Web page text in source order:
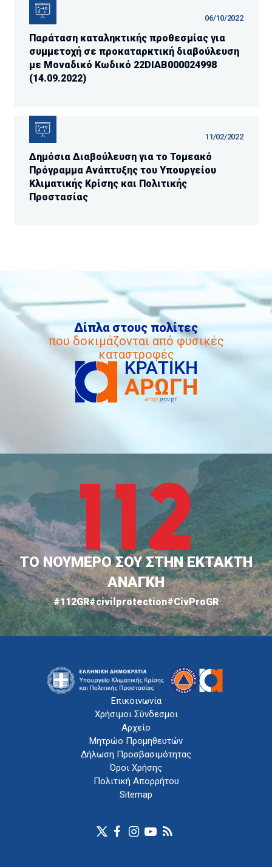
06/10/2022
Παράταση καταληκτικής προθεσμίας για
συμμετοχή σε προκαταρκτική διαβούλευση
με Μοναδικό Κωδικό 22DIAB000024998
(14.09.2022)
11/02/2022
Δημόσια Διαβούλευση για το Τομεακό
Πρόγραμμα Ανάπτυξης του Υπουργείου
Κλιματικής Κρίσης και Πολιτικής
Προστασίας
Δίπλα στους πολίτες
που δοκιμάζονται από φυσικές
καταστροφές
ΤΟ ΝΟΥΜΕΡΟ ΣΟΥ ΣΤΗΝ ΕΚΤΑΚΤΗ
ΑΝΑΓΚΗ
#112GR#civilprotection#CivProGR
Επικοινωνία
Χρήσιμοι Σύνδεσμοι
Αρχείο
Μητρώο Προμηθευτών
Δήλωση Προσβασιμότητας
Όροι Χρήσης
Πολιτική Απορρήτου
Sitemap